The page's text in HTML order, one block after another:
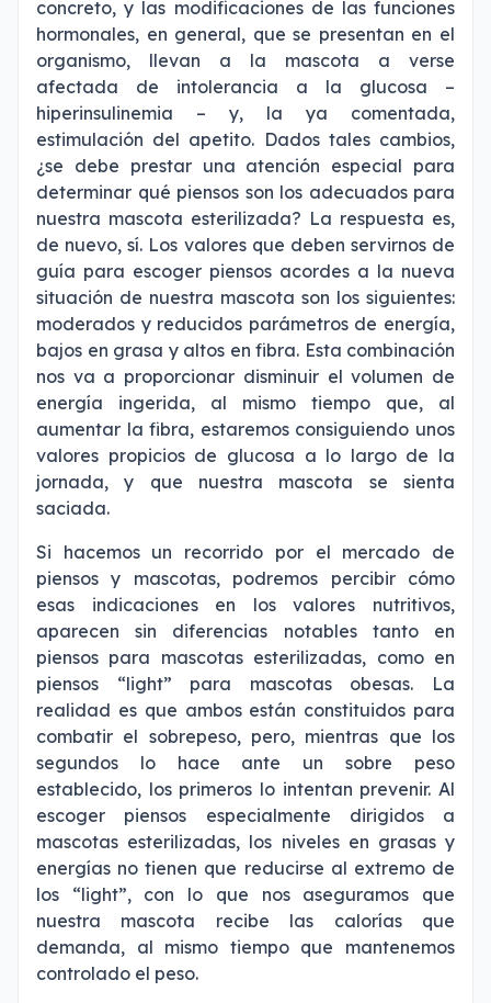
concreto, y las modificaciones de las funciones
hormonales, en general, que se presentan en el
organismo, llevan a la mascota a verse
afectada de intolerancia a la glucosa –
hiperinsulinemia – y, la ya comentada,
estimulación del apetito. Dados tales cambios,
¿se debe prestar una atención especial para
determinar qué piensos son los adecuados para
nuestra mascota esterilizada? La respuesta es,
de nuevo, sí. Los valores que deben servirnos de
guía para escoger piensos acordes a la nueva
situación de nuestra mascota son los siguientes:
moderados y reducidos parámetros de energía,
bajos en grasa y altos en fibra. Esta combinación
nos va a proporcionar disminuir el volumen de
energía ingerida, al mismo tiempo que, al
aumentar la fibra, estaremos consiguiendo unos
valores propicios de glucosa a lo largo de la
jornada, y que nuestra mascota se sienta
saciada.
Si hacemos un recorrido por el mercado de
piensos y mascotas, podremos percibir cómo
esas indicaciones en los valores nutritivos,
aparecen sin diferencias notables tanto en
piensos para mascotas esterilizadas, como en
piensos “light” para mascotas obesas. La
realidad es que ambos están constituidos para
combatir el sobrepeso, pero, mientras que los
segundos lo hace ante un sobre peso
establecido, los primeros lo intentan prevenir. Al
escoger piensos especialmente dirigidos a
mascotas esterilizadas, los niveles en grasas y
energías no tienen que reducirse al extremo de
los “light”, con lo que nos aseguramos que
nuestra mascota recibe las calorías que
demanda, al mismo tiempo que mantenemos
controlado el peso.